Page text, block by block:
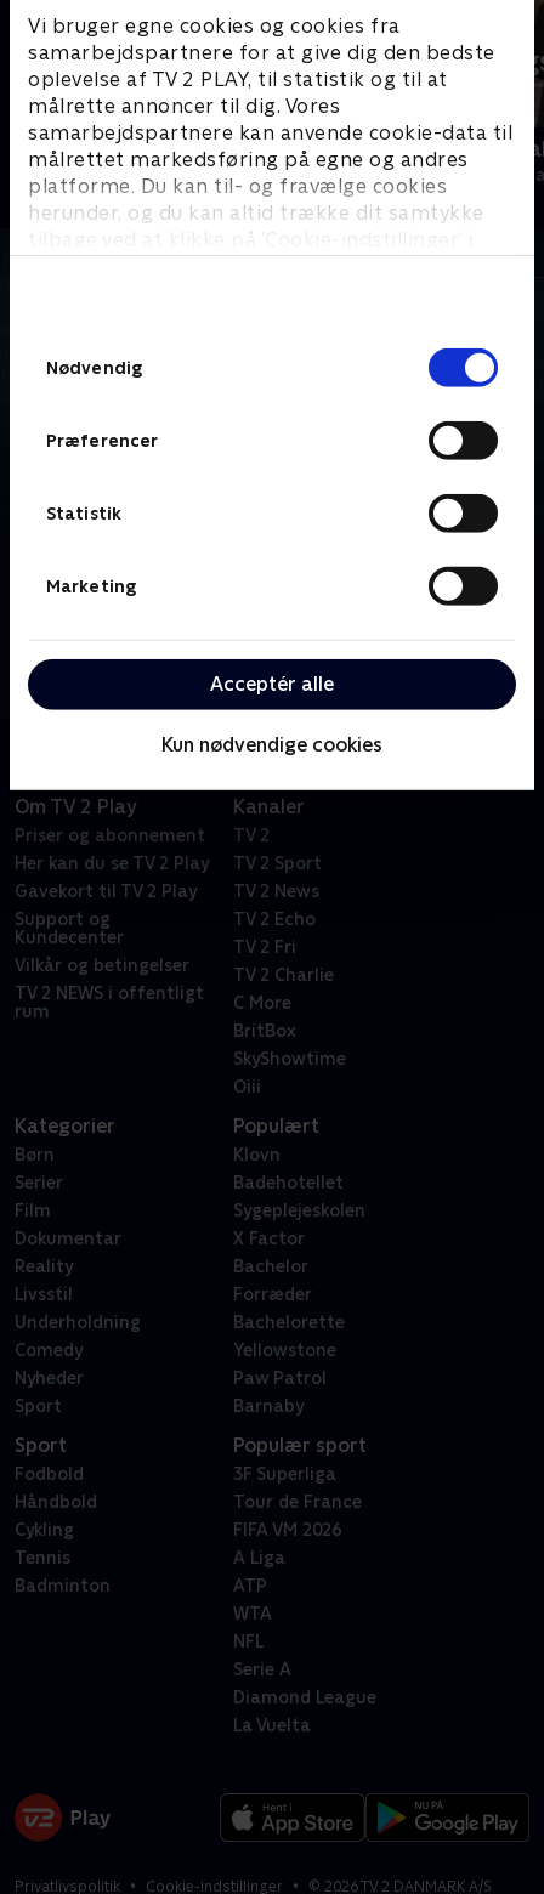
Vi bruger egne cookies og cookies fra
samarbejdspartnere for at give dig den bedste
oplevelse af TV 2 PLAY, til statistik og til at
målrette annoncer til dig. Vores
samarbejdspartnere kan anvende cookie-data til
målrettet markedsføring på egne og andres
platforme. Du kan til- og fravælge cookies
herunder, og du kan altid trække dit samtykke
tilbage ved at klikke på ’Cookie-indstillinger’ i
Nødvendig
Præferencer
Statistik
Marketing
Acceptér alle
Kun nødvendige cookies
News & Co.
Nyheder & Magasiner Nyheder &
Presselogen er det kritiske, uafhængige
med medierne, inviterer kritikerne ind og stiller
chefredaktørerne til ansvar.
Om TV 2 Play
Priser og abonnement
Her kan du se TV 2 Play
Gavekort til TV 2 Play
Support og
Kundecenter
Vilkår og betingelser
TV 2 NEWS i offentligt
rum
Kanaler
TV 2
TV 2 Sport
TV 2 News
TV 2 Echo
TV 2 Fri
TV 2 Charlie
C More
BritBox
SkyShowtime
Oiii
Kategorier
Børn
Serier
Film
Dokumentar
Reality
Livsstil
Underholdning
Comedy
Nyheder
Sport
Populært
Klovn
Badehotellet
Sygeplejeskolen
X Factor
Bachelor
Forræder
Bachelorette
Yellowstone
Paw Patrol
Barnaby
Sport
Fodbold
Håndbold
Cykling
Tennis
Badminton
Populær sport
3F Superliga
Tour de France
FIFA VM 2026
A Liga
ATP
WTA
NFL
Serie A
Diamond League
La Vuelta
Privatlivspolitik Cookie-indstillinger © 2026TV 2 DANMARK A/S